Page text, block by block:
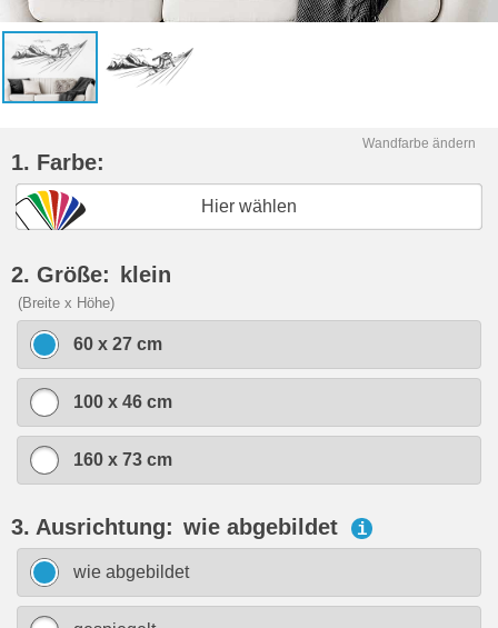
Wandfarbe ändern
1. Farbe:
Hier wählen
2. Größe: klein
(Breite x Höhe)
60 x 27 cm
100 x 46 cm
160 x 73 cm
3. Ausrichtung: wie abgebildet i
wie abgebildet